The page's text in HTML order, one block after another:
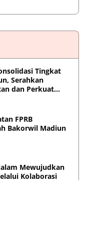
Tingkat
Serahkan
dan Perkuat
FPRB
Bakorwil Madiun
Mewujudkan
Kolaborasi